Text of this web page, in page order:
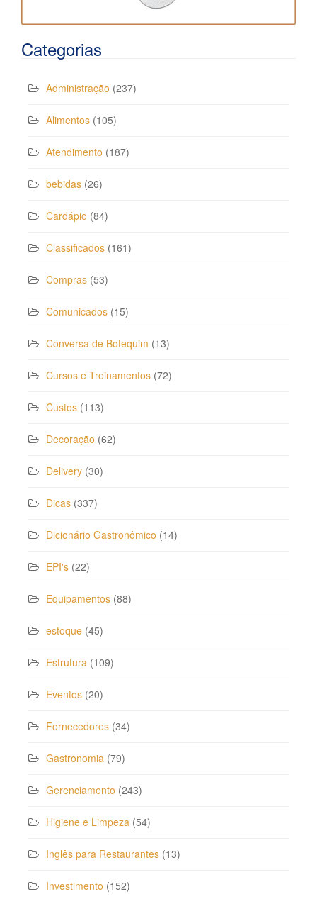
Categorias
Administração (237)
Alimentos (105)
Atendimento (187)
bebidas (26)
Cardápio (84)
Classificados (161)
Compras (53)
Comunicados (15)
Conversa de Botequim (13)
Cursos e Treinamentos (72)
Custos (113)
Decoração (62)
Delivery (30)
Dicas (337)
Dicionário Gastronômico (14)
EPI's (22)
Equipamentos (88)
estoque (45)
Estrutura (109)
Eventos (20)
Fornecedores (34)
Gastronomia (79)
Gerenciamento (243)
Higiene e Limpeza (54)
Inglês para Restaurantes (13)
Investimento (152)